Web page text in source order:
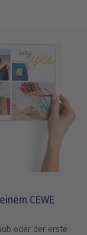
CEWE
oder der erste